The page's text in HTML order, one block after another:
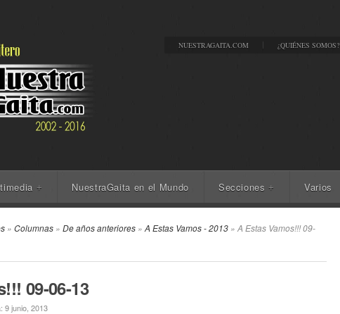
NUESTRAGAITA.COM ¿QUIÉNES SOMOS?
+ NuestraGaita en el Mundo Secciones + Varios
» Columnas » De años anteriores » A Estas Vamos - 2013 » A Estas Vamos!!! 09-
09-06-13
9 junio, 2013